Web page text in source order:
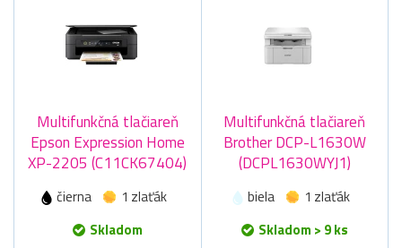
Multifunkčná tlačiareň
Epson Expression Home
XP-2205 (C11CK67404)
čierna
1 zlaťák
Skladom
Multifunkčná tlačiareň
Brother DCP-L1630W
(DCPL1630WYJ1)
biela
1 zlaťák
Skladom > 9 ks